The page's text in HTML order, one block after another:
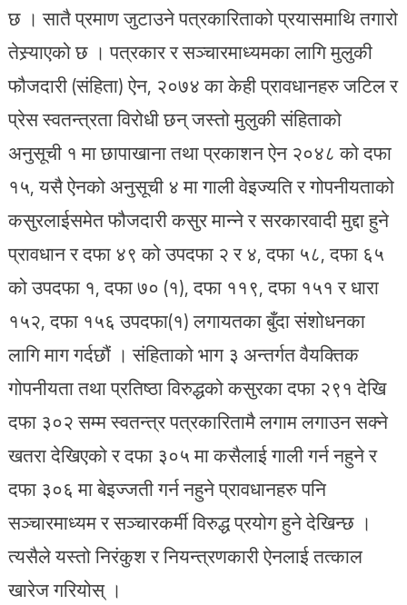
छ । सातै प्रमाण जुटाउने पत्रकारिताको प्रयासमाथि तगारो
तेस्र्याएको छ । पत्रकार र सञ्चारमाध्यमका लागि मुलुकी
फौजदारी (संहिता) ऐन, २०७४ का केही प्रावधानहरु जटिल र
प्रेस स्वतन्त्रता विरोधी छन् जस्तो मुलुकी संहिताको
अनुसूची १ मा छापाखाना तथा प्रकाशन ऐन २०४८ को दफा
१५, यसै ऐनको अनुसूची ४ मा गाली वेइज्यति र गोपनीयताको
कसुरलाईसमेत फौजदारी कसुर मान्ने र सरकारवादी मुद्दा हुने
प्रावधान र दफा ४९ को उपदफा २ र ४, दफा ५८, दफा ६५
को उपदफा १, दफा ७० (१), दफा ११९, दफा १५१ र धारा
१५२, दफा १५६ उपदफा(१) लगायतका बुँदा संशोधनका
लागि माग गर्दछौं । संहिताको भाग ३ अन्तर्गत वैयक्तिक
गोपनीयता तथा प्रतिष्ठा विरुद्धको कसुरका दफा २९१ देखि
दफा ३०२ सम्म स्वतन्त्र पत्रकारितामै लगाम लगाउन सक्ने
खतरा देखिएको र दफा ३०५ मा कसैलाई गाली गर्न नहुने र
दफा ३०६ मा बेइज्जती गर्न नहुने प्रावधानहरु पनि
सञ्चारमाध्यम र सञ्चारकर्मी विरुद्ध प्रयोग हुने देखिन्छ ।
त्यसैले यस्तो निरंकुश र नियन्त्रणकारी ऐनलाई तत्काल
खारेज गरियोस् ।